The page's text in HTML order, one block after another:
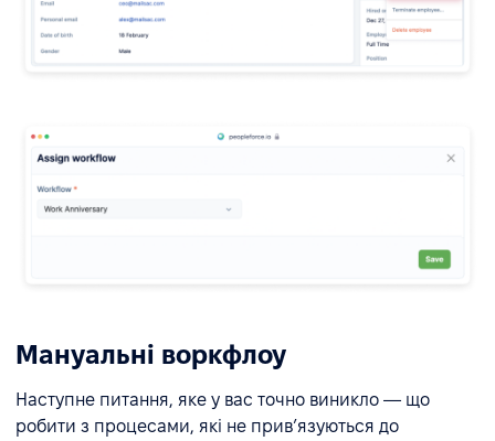
Мануальні воркфлоу
Наступне питання, яке у вас точно виникло — що
робити з процесами, які не привʼязуються до